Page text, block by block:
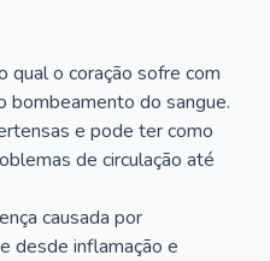
qual o coração sofre com
bombeamento do sangue.
e pode ter como
de circulação até
causada por
desde inflamação e